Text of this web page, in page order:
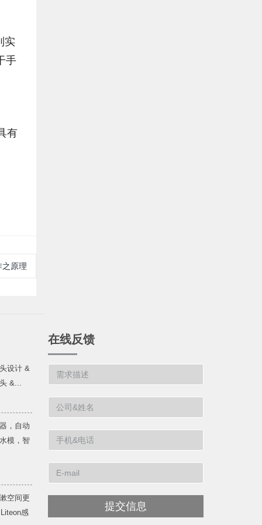
实
手
有
之原理
设计 &
&...
，自动
模，智
空间更
感
在线反馈
提交信息